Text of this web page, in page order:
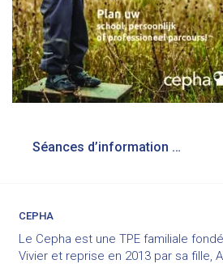
Navigation
Séances d’information sur l’orientation
CEPHA
Le Cepha est une TPE familiale
Vivier et reprise en 2013 par sa fille,